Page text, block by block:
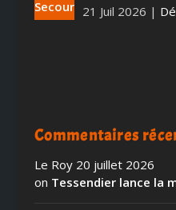
21 Juil 2026 |
Commentaires
Le Roy 20 juillet 2026
on Tessendier lance la